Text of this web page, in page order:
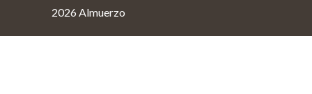
2026 Almuerzo